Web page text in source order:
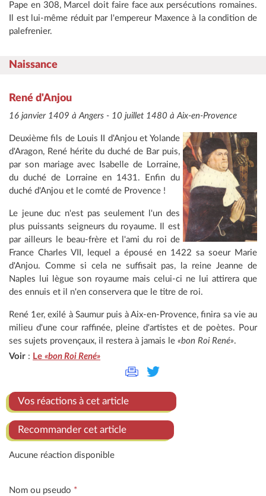
Pape en 308, Marcel doit faire face aux persécutions romaines.
Il est lui-même réduit par l'empereur Maxence à la condition de
palefrenier.
Naissance
René d'Anjou
16 janvier 1409 à Angers - 10 juillet 1480 à Aix-en-Provence
Deuxième fils de Louis II d'Anjou et Yolande
d'Aragon, René hérite du duché de Bar puis,
par son mariage avec Isabelle de Lorraine,
du duché de Lorraine en 1431. Enfin du
duché d'Anjou et le comté de Provence !
Le jeune duc n'est pas seulement l'un des
plus puissants seigneurs du royaume. Il est
par ailleurs le beau-frère et l'ami du roi de
France Charles VII, lequel a épousé en 1422 sa soeur Marie
d'Anjou. Comme si cela ne suffisait pas, la reine Jeanne de
Naples lui lègue son royaume mais celui-ci ne lui attirera que
des ennuis et il n'en conservera que le titre de roi.
René 1er, exilé à Saumur puis à Aix-en-Provence, finira sa vie au
milieu d'une cour raffinée, pleine d'artistes et de poètes. Pour
ses sujets provençaux, il restera à jamais le «bon Roi René».
Voir : Le «bon Roi René»
Vos réactions à cet article
Recommander cet article
Aucune réaction disponible
Nom ou pseudo *